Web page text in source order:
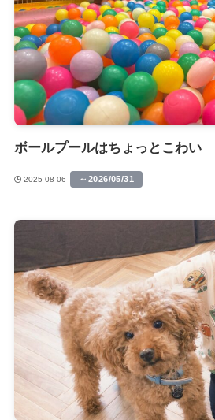
ボールプールはちょっとこわい
2025-08-06 ～2026/05/31